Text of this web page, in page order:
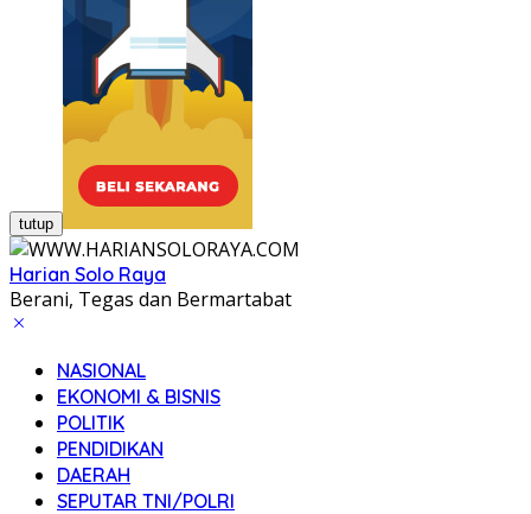
tutup
Harian Solo Raya
Berani, Tegas dan Bermartabat
NASIONAL
EKONOMI & BISNIS
POLITIK
PENDIDIKAN
DAERAH
SEPUTAR TNI/POLRI